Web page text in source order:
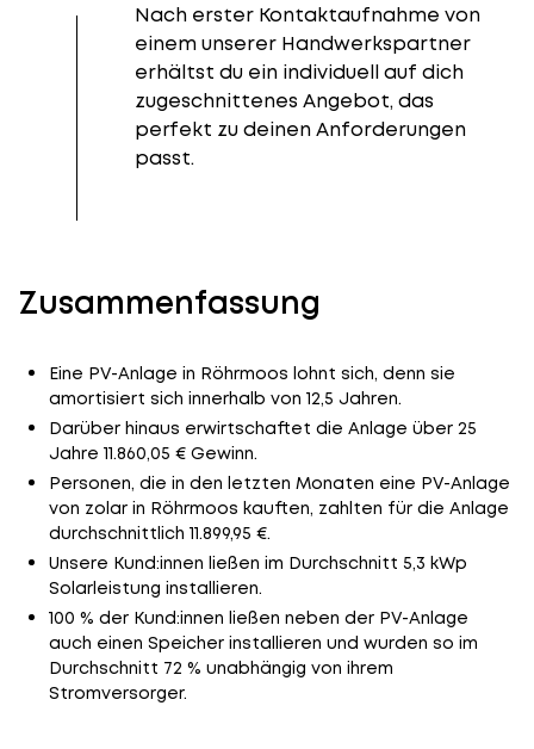
Nach erster Kontaktaufnahme von
einem unserer Handwerkspartner
erhältst du ein individuell auf dich
zugeschnittenes Angebot, das
perfekt zu deinen Anforderungen
passt.
Zusammenfassung
Eine PV-Anlage in Röhrmoos lohnt sich, denn sie
amortisiert sich innerhalb von 12,5 Jahren.
Darüber hinaus erwirtschaftet die Anlage über 25
Jahre 11.860,05 € Gewinn.
Personen, die in den letzten Monaten eine PV-Anlage
von zolar in Röhrmoos kauften, zahlten für die Anlage
durchschnittlich 11.899,95 €.
Unsere Kund:innen ließen im Durchschnitt 5,3 kWp
Solarleistung installieren.
100 % der Kund:innen ließen neben der PV-Anlage
auch einen Speicher installieren und wurden so im
Durchschnitt 72 % unabhängig von ihrem
Stromversorger.